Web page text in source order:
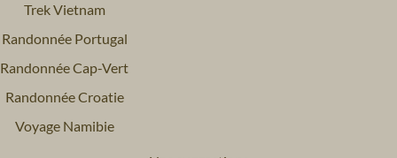
Trek Vietnam
Randonnée Portugal
Randonnée Cap-Vert
Randonnée Croatie
Voyage Namibie